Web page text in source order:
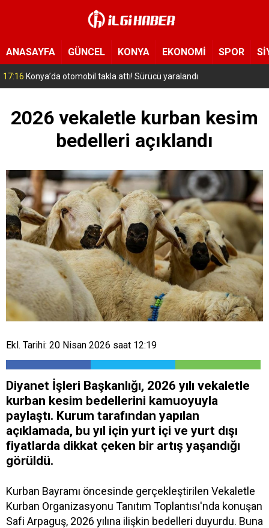
ANASAYFA GÜNCEL KONYA EKONOMİ SPOR
16:49 Konya’da tır kırmızı ışıkta bekleyen araçlara çarptı: 1 ölü, 9 yaralı
2026 vekaletle kurban kesim
bedelleri açıklandı
Ekl. Tarihi: 20 Nisan 2026 saat 12:19
Diyanet İşleri Başkanlığı, 2026 yılı vekaletle
kurban kesim bedellerini kamuoyuyla
paylaştı. Kurum tarafından yapılan
açıklamada, bu yıl için yurt içi ve yurt dışı
fiyatlarda dikkat çeken bir artış yaşandığı
görüldü.
Kurban Bayramı öncesinde gerçekleştirilen Vekaletle
Kurban Organizasyonu Tanıtım Toplantısı'nda konuşan
Safi Arpaguş, 2026 yılına ilişkin bedelleri duyurdu. Buna